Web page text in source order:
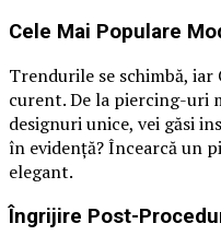
Cele Mai Populare
Trendurile se schimbă,
curent. De la piercing-uri
designuri unice, vei găsi
în evidență? Încearcă un
elegant.
Îngrijire Post-